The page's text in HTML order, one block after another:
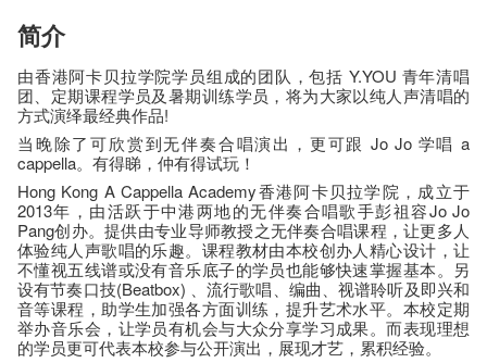
简介
由香港阿卡贝拉学院学员组成的团队，包括 Y.YOU 青年清唱
团、定期课程学员及暑期训练学员，将为大家以纯人声清唱的
方式演绎最经典作品!
当晚除了可欣赏到无伴奏合唱演出，更可跟 Jo Jo 学唱 a
cappella。有得睇，仲有得试玩！
Hong Kong A Cappella Academy香港阿卡贝拉学院，成立于
2013年，由活跃于中港两地的无伴奏合唱歌手彭祖容Jo Jo
Pang创办。提供由专业导师教授之无伴奏合唱课程，让更多人
体验纯人声歌唱的乐趣。课程教材由本校创办人精心设计，让
不懂视五线谱或没有音乐底子的学员也能够快速掌握基本。另
设有节奏口技(Beatbox) 、流行歌唱、编曲、视谱聆听及即兴和
音等课程，助学生加强各方面训练，提升艺术水平。本校定期
举办音乐会，让学员有机会与大众分享学习成果。而表现理想
的学员更可代表本校参与公开演出，展现才艺，累积经验。